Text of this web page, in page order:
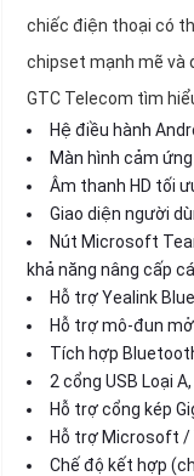
chiếc điện thoại có
chipset mạnh mẽ và
GTC Telecom tìm
Hệ điều hành
Màn hình cảm
Âm thanh HD tối
Giao diện người
Nút Microsoft
khả năng nâng cấp
Hỗ trợ Yealink
Hỗ trợ mô-đun
Tích hợp
2 cổng USB Loại
Hỗ trợ cổng kép
Hỗ trợ Microsoft /
Chế độ kết hợp